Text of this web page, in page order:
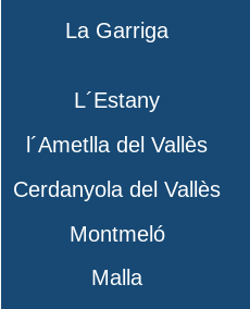
La Garriga
L´Estany
l´Ametlla del Vallès
Cerdanyola del Vallès
Montmeló
Malla